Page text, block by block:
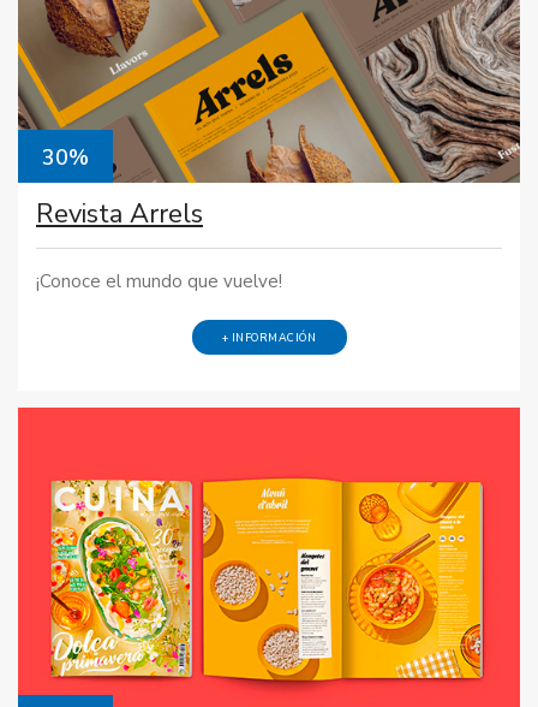
30%
Revista Arrels
¡Conoce el mundo que vuelve!
+ INFORMACIÓN